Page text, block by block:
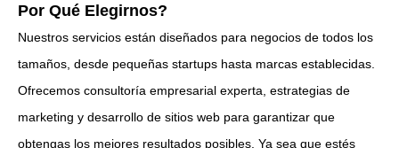
Por Qué Elegirnos?
Nuestros servicios están diseñados para negocios de todos los
tamaños, desde pequeñas startups hasta marcas establecidas.
Ofrecemos consultoría empresarial experta, estrategias de
marketing y desarrollo de sitios web para garantizar que
obtengas los mejores resultados posibles. Ya sea que estés